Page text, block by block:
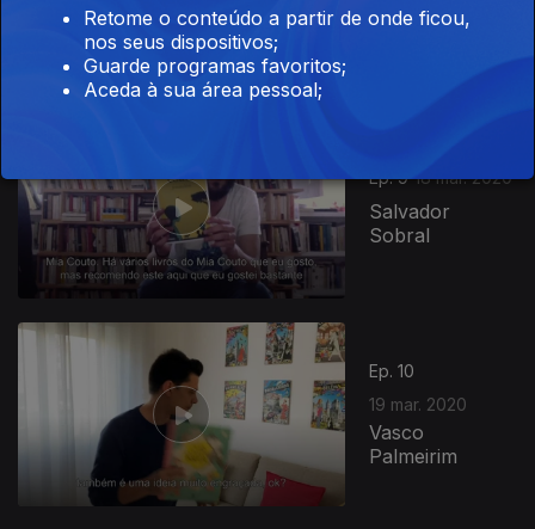
Tovar
Ep. 9 18 mar. 2020
Salvador
Sobral
Ep. 10
19 mar. 2020
Vasco
Palmeirim
Retome o conteúdo a partir de onde ficou,
nos seus dispositivos;
Guarde programas favoritos;
Aceda à sua área pessoal;